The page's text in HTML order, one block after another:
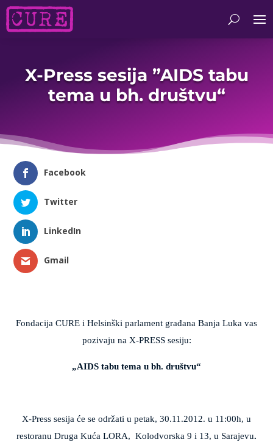
X-Press sesija ”AIDS tabu
tema u bh. društvu“
Facebook
Twitter
LinkedIn
Gmail
Fondacija CURE i Helsinški parlament građana Banja Luka vas
pozivaju na X-PRESS sesiju:
„AIDS tabu tema u bh. društvu“
X-Press sesija će se održati u petak, 30.11.2012. u 11:00h, u
restoranu Druga Kuća LORA, Kolodvorska 9 i 13, u Sarajevu.